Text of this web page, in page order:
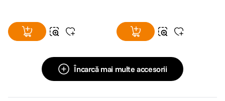
Încarcă mai multe accesorii